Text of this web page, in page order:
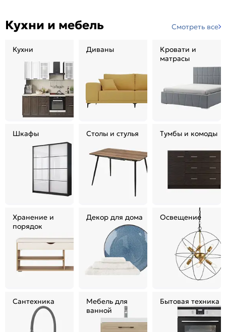
Кухни и мебель Смотреть все
Кухни Диваны
Кровати и
матрасы
Шкафы Столы и стулья Тумбы и комоды
Хранение и
порядок
Декор для дома Освещение
Сантехника
Мебель для
ванной
Бытовая техника